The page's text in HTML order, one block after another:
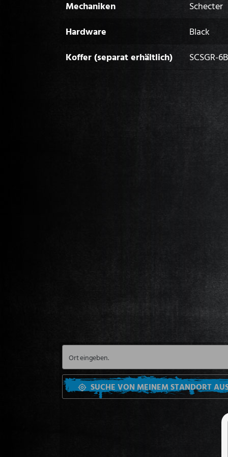
Mechaniken
Schecter
Hardware
Black
Koffer (separat erhältlich)
SCSGR-6B
SUCHE VON MEINEM STANDORT